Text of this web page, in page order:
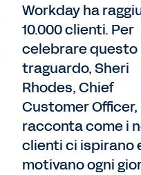
Workday ha
10.000 clienti. Per
celebrare questo
traguardo, Sheri
Rhodes, Chief
Customer Officer,
racconta come i
clienti ci ispirano
motivano ogni